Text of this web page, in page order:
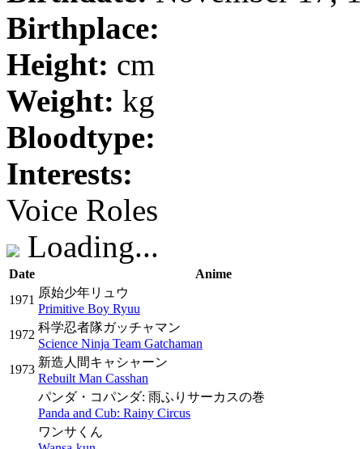
Birthplace:
Height: cm
Weight: kg
Bloodtype:
Interests:
Voice Roles
Loading...
Date
Anime
1971
原始少年リュウ
Primitive Boy Ryuu
1972
科学忍者隊ガッチャマン
Science Ninja Team Gatchaman
1973
新造人間キャシャーン
Rebuilt Man Casshan
パンダ・コパンダ: 雨ふりサーカスの巻
Panda and Cub: Rainy Circus
ワンサくん